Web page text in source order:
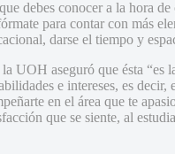
debes conocer a la hora
para contar con más
darse el tiempo y
UOH aseguró que ésta “es
e intereses, es
en el área que te
que se siente, al